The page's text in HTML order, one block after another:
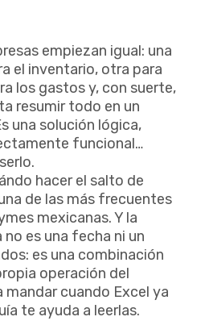
empiezan igual: una
el inventario, otra para
los gastos y, con suerte,
resumir todo en un
una solución lógica,
funcional…
hacer el salto de
de las más frecuentes
mexicanas. Y la
es una fecha ni un
es una combinación
operación del
mandar cuando Excel ya
te ayuda a leerlas.